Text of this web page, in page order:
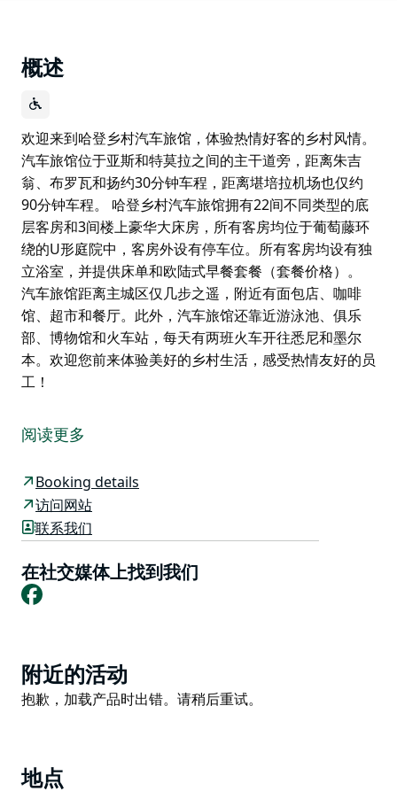
概述
欢迎来到哈登乡村汽车旅馆，体验热情好客的乡村风情。
汽车旅馆位于亚斯和特莫拉之间的主干道旁，距离朱吉
翁、布罗瓦和扬约30分钟车程，距离堪培拉机场也仅约
90分钟车程。 哈登乡村汽车旅馆拥有22间不同类型的底
层客房和3间楼上豪华大床房，所有客房均位于葡萄藤环
绕的U形庭院中，客房外设有停车位。所有客房均设有独
立浴室，并提供床单和欧陆式早餐套餐（套餐价格）。
汽车旅馆距离主城区仅几步之遥，附近有面包店、咖啡
馆、超市和餐厅。此外，汽车旅馆还靠近游泳池、俱乐
部、博物馆和火车站，每天有两班火车开往悉尼和墨尔
本。欢迎您前来体验美好的乡村生活，感受热情友好的员
工！
汽车旅馆位于亚斯和特莫拉之间的主干道旁，距离朱吉
翁、布罗瓦和扬约30分钟车程，距离堪培拉机场也仅约
哈登乡村汽车旅馆拥有22间不同类型的底层客房和3间楼
上豪华大床房，所有客房均位于葡萄藤环绕的U形庭院
中，客房外设有停车位。所有客房均设有独立浴室，并提
供床单和欧陆式早餐套餐（套餐价格）。
汽车旅馆距离主城区仅几步之遥，附近有面包店、咖啡
本。欢迎您前来体验美好的乡村生活，感受热情友好的员
工！
阅读更多
Booking details
访问网站
联系我们
在社交媒体上找到我们
Facebook
Product
List
附近的活动
Product
抱歉，加载产品时出错。请稍后重试。
地点